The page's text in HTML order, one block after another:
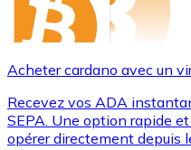
Acheter cardano avec un
Recevez vos ADA
SEPA. Une option rapide
opérer directement depuis